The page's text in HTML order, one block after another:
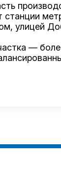
улицей
—